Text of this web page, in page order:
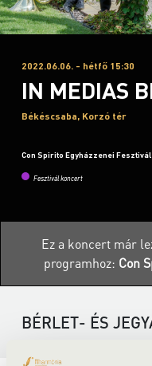
2022.06.06. - hétfő 15:30
IN MEDIAS
Békéscsaba, Korzó tér
Con Spirito Egyházzenei Fesztivál
Fesztivál koncert
Ez a koncert már
programhoz: Con
BÉRLET- ÉS